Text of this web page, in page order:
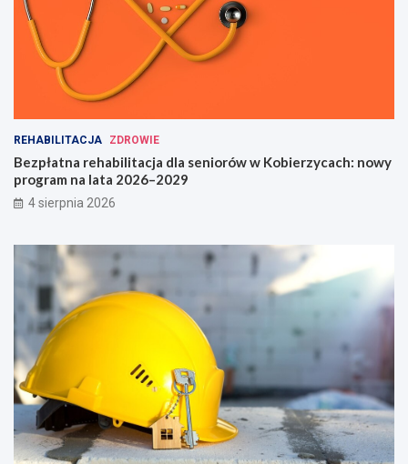
REHABILITACJA ZDROWIE
Bezpłatna rehabilitacja dla seniorów w Kobierzycach: nowy
program na lata 2026–2029
4 sierpnia 2026